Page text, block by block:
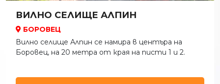
ВИЛНО СЕЛИЩЕ АЛПИН
БОРОВЕЦ
Вилно селище Алпин се намира в центъра на
Боровец, на 20 метра от края на писти 1 и 2.